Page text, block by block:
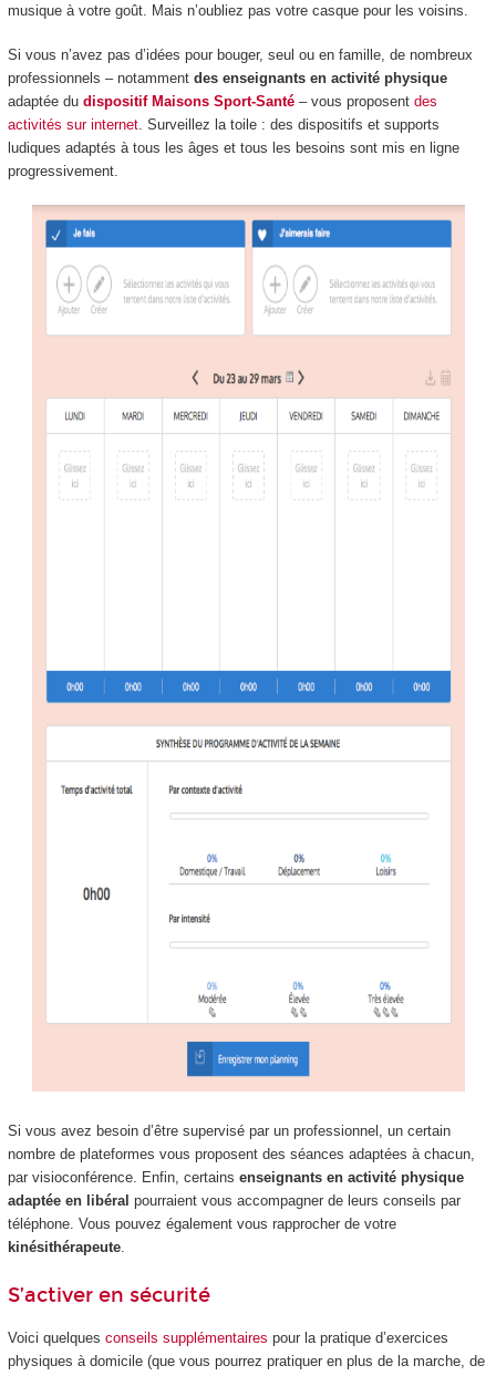
musique à votre goût. Mais n’oubliez pas votre casque pour les voisins.
Si vous n’avez pas d’idées pour bouger, seul ou en famille, de nombreux
professionnels – notamment des enseignants en activité physique
adaptée du dispositif Maisons Sport-Santé – vous proposent des
activités sur internet. Surveillez la toile : des dispositifs et supports
ludiques adaptés à tous les âges et tous les besoins sont mis en ligne
progressivement.
Si vous avez besoin d’être supervisé par un professionnel, un certain
nombre de plateformes vous proposent des séances adaptées à chacun,
par visioconférence. Enfin, certains enseignants en activité physique
adaptée en libéral pourraient vous accompagner de leurs conseils par
téléphone. Vous pouvez également vous rapprocher de votre
kinésithérapeute.
S’activer en sécurité
Voici quelques conseils supplémentaires pour la pratique d’exercices
physiques à domicile (que vous pourrez pratiquer en plus de la marche, de